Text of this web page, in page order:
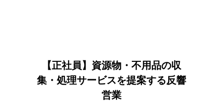
【正社員】資源物・不用品の収
集・処理サービスを提案する反響
営業